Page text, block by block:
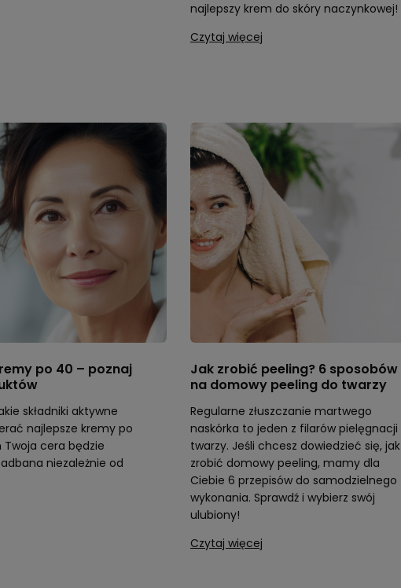
najlepszy krem do skóry naczynkowej!
Czytaj więcej
po 40 – poznaj
składniki aktywne
najlepsze kremy po
Twoja cera będzie
niezależnie od
Jak zrobić peeling? 6 sposobów
na domowy peeling do twarzy
Regularne złuszczanie martwego
naskórka to jeden z filarów pielęgnacji
twarzy. Jeśli chcesz dowiedzieć się, jak
zrobić domowy peeling, mamy dla
Ciebie 6 przepisów do samodzielnego
wykonania. Sprawdź i wybierz swój
ulubiony!
Czytaj więcej